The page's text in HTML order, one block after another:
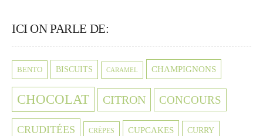
ICI ON PARLE DE:
BENTO BISCUITS CARAMEL CHAMPIGNONS
CHOCOLAT CITRON CONCOURS
CRUDITÉES CRÈPES CUPCAKES CURRY